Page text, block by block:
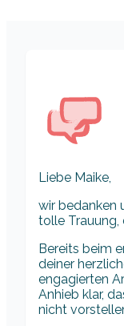
Liebe Maike,
wir bedanken
tolle Trauung,
Bereits beim
deiner
engagierten
Anhieb klar,
nicht